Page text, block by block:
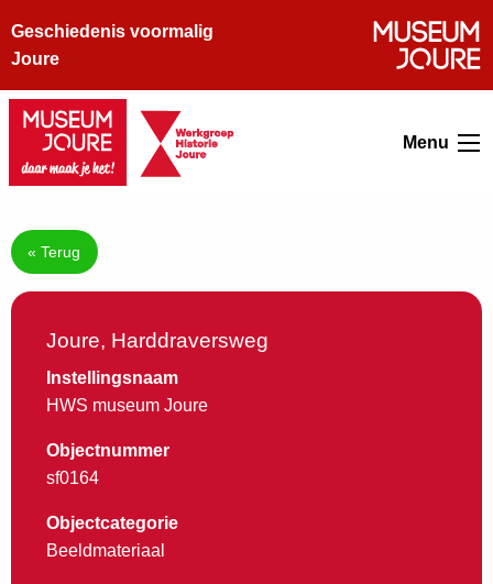
Geschiedenis voormalig
Joure
Menu
« Terug
Joure, Harddraversweg
Instellingsnaam
HWS museum Joure
Objectnummer
sf0164
Objectcategorie
Beeldmateriaal